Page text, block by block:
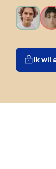
Ik wil